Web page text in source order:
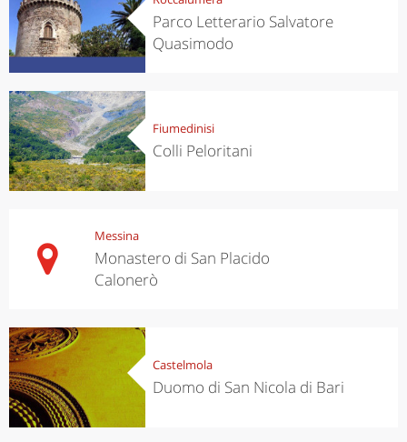
Parco Letterario Salvatore
Quasimodo
Fiumedinisi
Colli Peloritani
Messina
Monastero di San Placido
Calonerò
Castelmola
Duomo di San Nicola di Bari